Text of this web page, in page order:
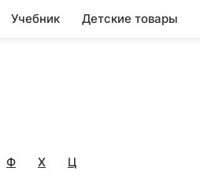
Учебник Детские товары
Ф Х Ц